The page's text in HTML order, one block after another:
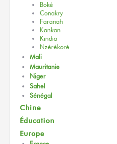
Boké
Conakry
Faranah
Kankan
Kindia
Nzérékoré
Mali
Mauritanie
Niger
Sahel
Sénégal
Chine
Éducation
Europe